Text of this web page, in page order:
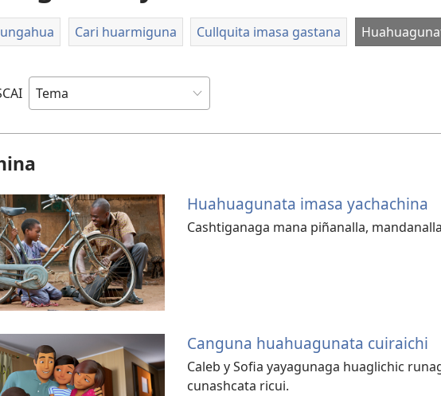
Cari huarmiguna Cullquita imasa gastana
Huahuagunata imasa yachachina
Cashtiganaga mana piñanalla,
Canguna huahuagunata cuiraichi
Caleb y Sofia yayagunaga huaglichic
cunashcata ricui.